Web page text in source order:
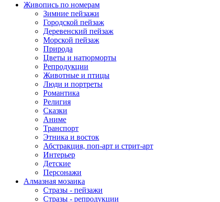
Живопись по номерам
Зимние пейзажи
Городской пейзаж
Деревенский пейзаж
Морской пейзаж
Природа
Цветы и натюрморты
Репродукции
Животные и птицы
Люди и портреты
Романтика
Религия
Сказки
Аниме
Транспорт
Этника и восток
Абстракция, поп-арт и стрит-арт
Интерьер
Детские
Персонажи
Алмазная мозаика
Стразы - пейзажи
Стразы - репродукции